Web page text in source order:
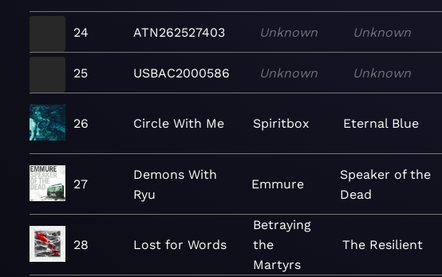
24 ATN262527403 Unknown Unknown
25 USBAC2000586 Unknown Unknown
26 Circle With Me Spiritbox Eternal Blue
27
Demons With
Ryu
Emmure
Speaker of the
Dead
28 Lost for Words
Betraying
the
Martyrs
The Resilient